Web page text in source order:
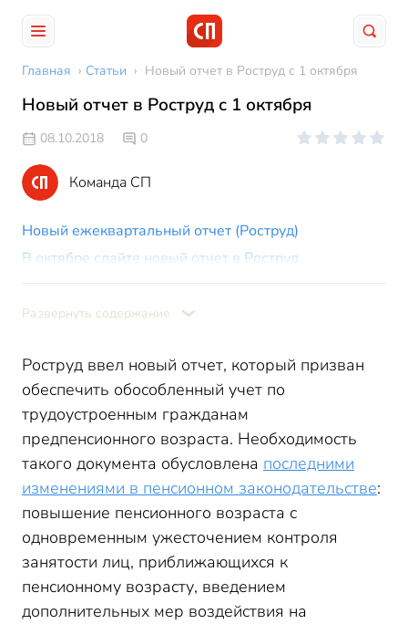
Главная › Статьи › Новый отчет в Роструд с 1 октября
Новый отчет в Роструд с 1 октября
08.10.2018 0
Команда СП
Новый ежеквартальный отчет (Роструд)
В октябре сдайте новый отчет в Роструд
Новый отчет в Роструд: кто сдает
Пример
Развернуть содержание
Роструд ввел новый отчет, который призван
обеспечить обособленный учет по
трудоустроенным гражданам
предпенсионного возраста. Необходимость
такого документа обусловлена последними
изменениями в пенсионном законодательстве:
повышение пенсионного возраста с
одновременным ужесточением контроля
занятости лиц, приближающихся к
пенсионному возрасту, введением
дополнительных мер воздействия на